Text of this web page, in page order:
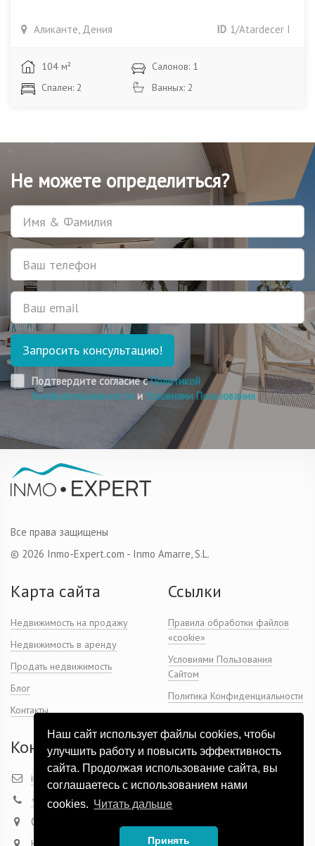
Наш сайт использует файлы cookies, чтобы
улучшить работу и повысить эффективность
сайта. Продолжая использование сайта, вы
соглашаетесь с использованием нами
cookies. Читать дальше
Принять
Аликанте, Дения ID 1/Atardecer I
104 м²
Салонов: 1
Спален: 2
Ванных: 2
Не можете определиться?
Имя
Телефон
Email
Запросить консультацию!
Подтвердите согласие сПолитикой
Конфиденциальности и Условиями Пользования
Все права защищены
© 2026 Inmo-Expert.com - Inmo Amarre, S.L.
Карта сайта
Недвижимость на продажу
Недвижимость в аренду
Продать недвижимость
Блог
Контакты
Ссылки
Правила обработки файлов
«cookie»
Условиями Пользования
Сайтом
Политика Конфиденциальности
Контакты
info@inmo-expert.com
+ 34 649 07 95 03
Офис: Marqués de Campos 46, 3-9, Dénia